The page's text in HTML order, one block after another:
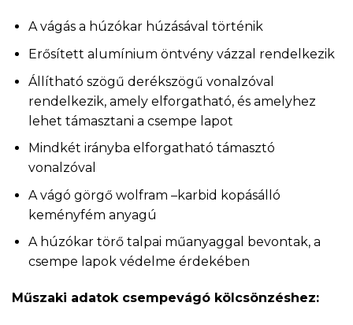
A vágás a húzókar húzásával történik
Erősített alumínium öntvény vázzal rendelkezik
Állítható szögű derékszögű vonalzóval
rendelkezik, amely elforgatható, és amelyhez
lehet támasztani a csempe lapot
Mindkét irányba elforgatható támasztó
vonalzóval
A vágó görgő wolfram –karbid kopásálló
keményfém anyagú
A húzókar törő talpai műanyaggal bevontak, a
csempe lapok védelme érdekében
Műszaki adatok csempevágó kölcsönzéshez: